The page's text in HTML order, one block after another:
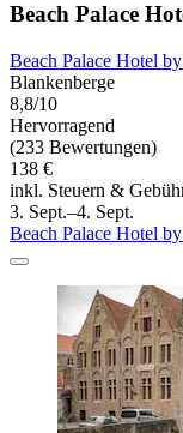
Beach Palace
Beach Palace Hotel
Blankenberge
8,8/10
Hervorragend
(233 Bewertungen)
138 €
inkl. Steuern &
3. Sept.–4. Sept.
Beach Palace Hotel